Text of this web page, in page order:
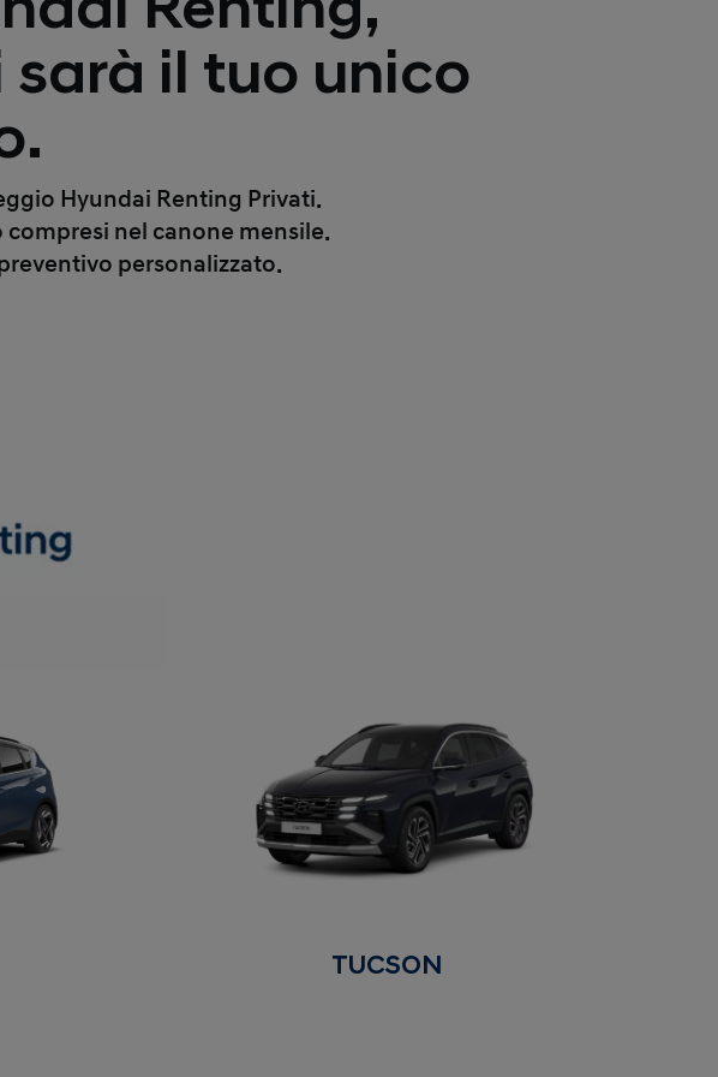
il tuo unico
Hyundai Renting Privati.
nel canone mensile.
personalizzato.
TUCSON